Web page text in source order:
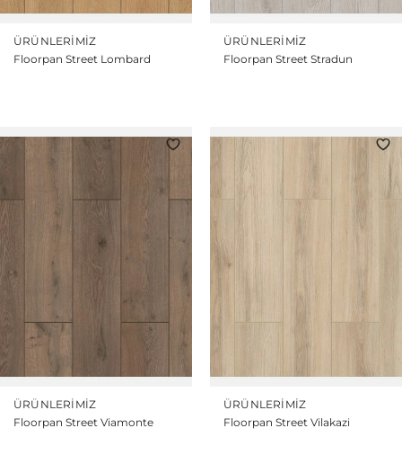
ÜRÜNLERIMIZ
Floorpan Street Lombard
ÜRÜNLERIMIZ
Floorpan Street Stradun
ÜRÜNLERIMIZ
Floorpan Street Viamonte
ÜRÜNLERIMIZ
Floorpan Street Vilakazi